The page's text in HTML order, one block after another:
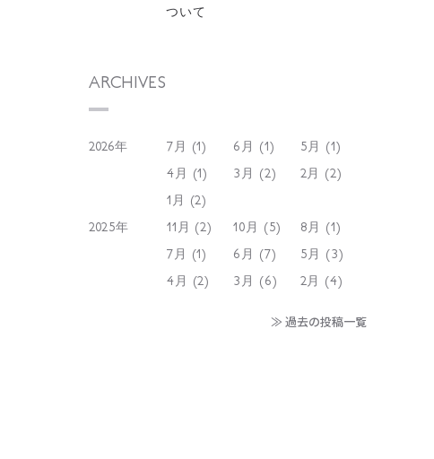
ついて
ARCHIVES
2026年 7月 (1) 6月 (1)
5月 (1)
4月 (1)
3月 (2)
2月 (2)
1月 (2)
2025年
11月 (2) 10月 (5)
8月 (1)
7月 (1)
6月 (7)
5月 (3)
4月 (2)
3月 (6) 2月 (4)
≫ 過去の投稿一覧